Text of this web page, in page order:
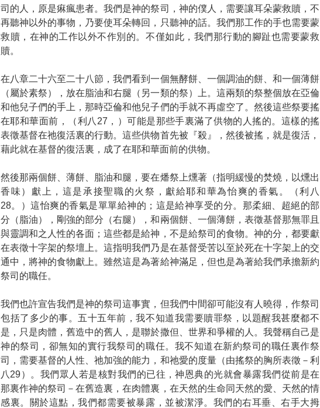
司的人，原是痳瘋患者。我們是神的祭司，神的僕人，需要讓耳朵蒙救贖，不
再聽神以外的事物，乃要使耳朵轉回，只聽神的話。我們那工作的手也需要蒙
救贖，在神的工作以外不作別的。不僅如此，我們那行動的腳趾也需要蒙救
贖。
在八章二十六至二十八節，我們看到一個無酵餅、一個調油的餅、和一個薄餅
（屬於素祭），放在脂油和右腿（另一類的祭）上。這兩類的祭整個放在亞倫
和他兒子們的手上，那時亞倫和他兒子們的手就不再虛空了。然後這些祭要搖
在耶和華面前，（利八27，）可能是那些手裏滿了供物的人搖的。這樣的搖
表徵基督在祂復活裏的行動。這些供物首先被『殺』，然後被搖，就是復活，
藉此就在基督的復活裏，成了在耶和華面前的供物。
然後那兩個餅、薄餅、脂油和腿，要在燔祭上燻著（指明緩慢的焚燒，以燻出
香味）獻上，這是承接聖職的火祭，獻給耶和華為怡爽的香氣。（利八
28。）這怡爽的香氣是單單給神的；這是給神享受的分。那柔細、超絕的部
分（脂油），剛強的部分（右腿），和兩個餅、一個薄餅，表徵基督那無罪且
與靈調和之人性的各面；這些都是給神，不是給祭司的食物。神的分，都要獻
在表徵十字架的祭壇上。這指明我們乃是在基督受苦以至於死在十字架上的交
通中，將神的食物獻上。雖然這是為著給神滿足，但也是為著給我們承擔新約
祭司的職任。
我們也許宣告我們是神的祭司這事實，但我們中間卻可能沒有人曉得，作祭司
包括了多少的事。五十五年前，我不知道我需要贖罪祭，以題醒我甚麼都不
是，只是肉體，舊造中的舊人，是聯於撒但、世界和爭權的人。我聲稱自己是
神的祭司，卻無知的實行我祭司的職任。我不知道在新約祭司的職任裏作祭
司，需要基督的人性、祂加強的能力，和祂愛的度量（由搖祭的胸所表徵－利
八29）。我們眾人若是核對我們的已往，神恩典的光就會暴露我們從前是在
那裏作神的祭司－在舊造裏，在肉體裏，在天然的生命同天然的愛、天然的情
感裏。關於這點，我們都需要被暴露，並被潔淨。我們的右耳垂、右手大拇